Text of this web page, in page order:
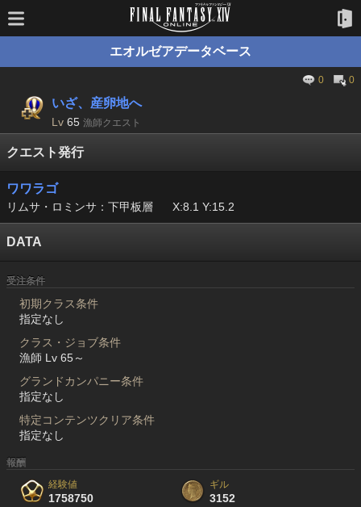
エオルゼアデータベース
0 0
いざ、産卵地へ
Lv 65 漁師クエスト
クエスト発行
ワワラゴ
リムサ・ロミンサ：下甲板層 X:8.1 Y:15.2
DATA
受注条件
初期クラス条件
指定なし
クラス・ジョブ条件
漁師 Lv 65～
グランドカンパニー条件
指定なし
特定コンテンツクリア条件
指定なし
報酬
経験値
1758750
ギル
3152